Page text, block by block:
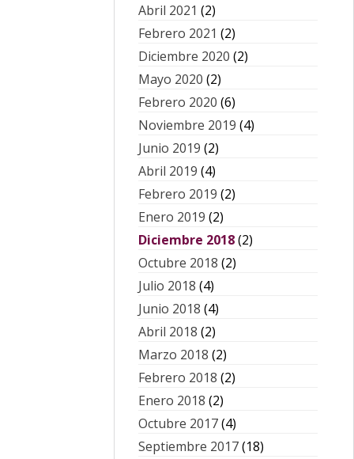
Abril 2021 (2)
Febrero 2021 (2)
Diciembre 2020 (2)
Mayo 2020 (2)
Febrero 2020 (6)
Noviembre 2019 (4)
Junio 2019 (2)
Abril 2019 (4)
Febrero 2019 (2)
Enero 2019 (2)
Diciembre 2018(2)
Octubre 2018 (2)
Julio 2018 (4)
Junio 2018 (4)
Abril 2018 (2)
Marzo 2018 (2)
Febrero 2018 (2)
Enero 2018 (2)
Octubre 2017(4)
Septiembre 2017(18)